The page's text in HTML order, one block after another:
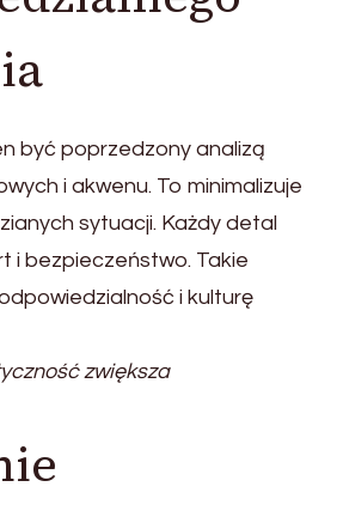
być poprzedzony analizą
i akwenu. To minimalizuje
sytuacji. Każdy detal
i bezpieczeństwo. Takie
i kulturę
zwiększa